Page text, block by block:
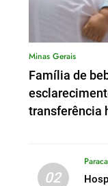
Minas Gerais
Família de
transferência
02